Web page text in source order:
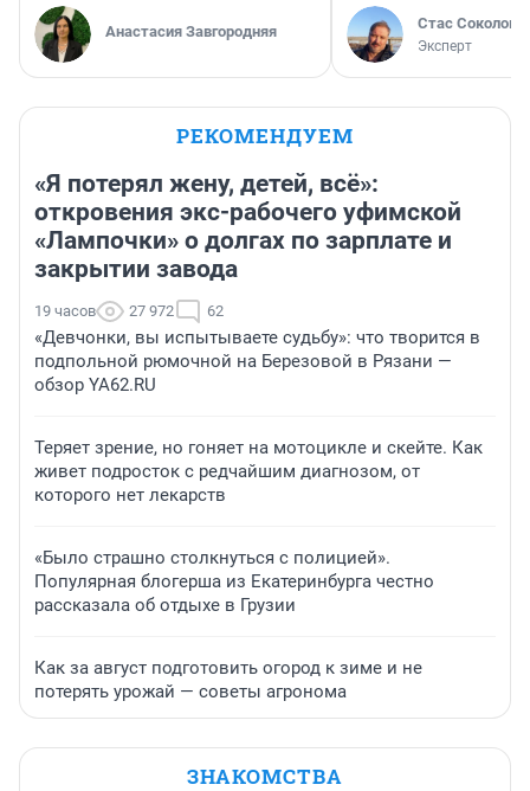
Анастасия Завгородняя Стас Соколов
Эксперт
РЕКОМЕНДУЕМ
«Я потерял жену, детей, всё»:
откровения экс-рабочего уфимской
«Лампочки» о долгах по зарплате и
закрытии завода
19 часов 27 972 62
«Девчонки, вы испытываете судьбу»: что творится в
подпольной рюмочной на Березовой в Рязани —
обзор YA62.RU
Теряет зрение, но гоняет на мотоцикле и скейте. Как
живет подросток с редчайшим диагнозом, от
которого нет лекарств
«Было страшно столкнуться с полицией».
Популярная блогерша из Екатеринбурга честно
рассказала об отдыхе в Грузии
Как за август подготовить огород к зиме и не
потерять урожай — советы агронома
ЗНАКОМСТВА